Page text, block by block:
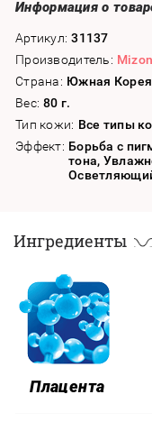
Информация о
Артикул: 31137
Производитель: Mizon
Страна: Южная Корея
Вес: 80 г.
Тип кожи: Все типы
Эффект: Борьба с
тона,
Ингредиенты
Плацента